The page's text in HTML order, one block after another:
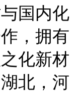
国内化
，拥有
化新材
北，河